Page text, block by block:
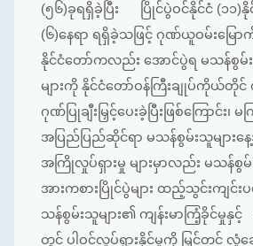
(၅၆)ခုရရှိခဲ့ပြီး ပြိုင်ပွဲဝင်နိုင်ငံ (၁
(၆)နေရာ ရရှိခဲ့သဖြင့် ဂုဏ်ယူဝမ်းမြောက်
နိုင်ငံတော်ကလည်း အောင်ပွဲရ မသန်စွမ်း
များကို နိုင်ငံတော်ဝန်ကြီးချုပ်ကိုယ်
ဂုဏ်ပြုချီးမြှင့်ပေးခဲ့ပြီးဖြစ်ကြောင်း
အပြည်ပြည်ဆိုင်ရာ မသန်စွမ်းသူများ
အကြိုလှုပ်ရှားမှု များမှာလည်း မသန်စွ
အားကစားပြိုင်ပွဲများ ထည့်သွင်းကျင်းပပ
သန်စွမ်းသူများ၏ ကျန်းမာကြံ့ခိုင်မှုနှ
တွင် ပါဝင်လှုပ်ရှားနိုင်မှုကို မြှင့်တင် လှုံ့ဆ